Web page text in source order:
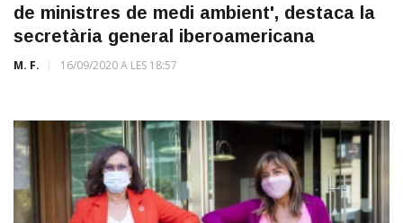
de ministres de medi ambient', destaca la
secretària general iberoamericana
M. F. 16/09/2020 A LES 18:57